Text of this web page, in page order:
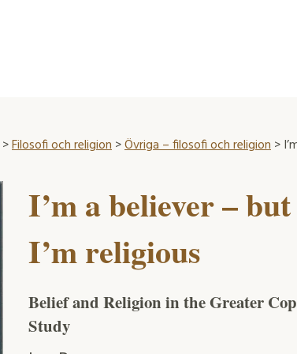
>Filosofi och religion>Övriga – filosofi och religion>
I’m a believer –
I’m religious
Belief and Religion in the Greater
Study